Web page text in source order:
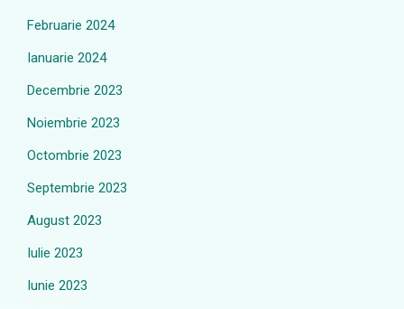
Februarie 2024
Ianuarie 2024
Decembrie 2023
Noiembrie 2023
Octombrie 2023
Septembrie 2023
August 2023
Iulie 2023
Iunie 2023